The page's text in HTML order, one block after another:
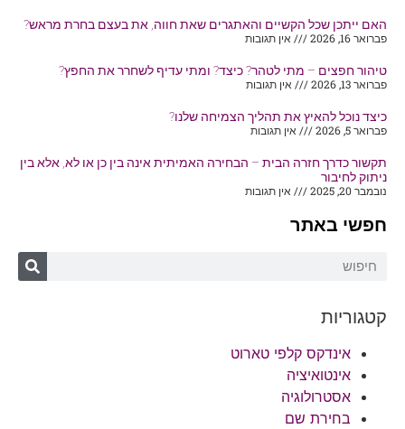
האם ייתכן שכל הקשיים והאתגרים שאת חווה, את בעצם בחרת מראש?
פברואר 16, 2026
אין תגובות
טיהור חפצים – מתי לטהר? כיצד? ומתי עדיף לשחרר את החפץ?
פברואר 13, 2026
אין תגובות
כיצד נוכל להאיץ את תהליך הצמיחה שלנו?
פברואר 5, 2026
אין תגובות
תקשור כדרך חזרה הבית – הבחירה האמיתית אינה בין כן או לא, אלא בין
ניתוק לחיבור
נובמבר 20, 2025
אין תגובות
חפשי באתר
קטגוריות
אינדקס קלפי טארוט
אינטואיציה
אסטרולוגיה
בחירת שם